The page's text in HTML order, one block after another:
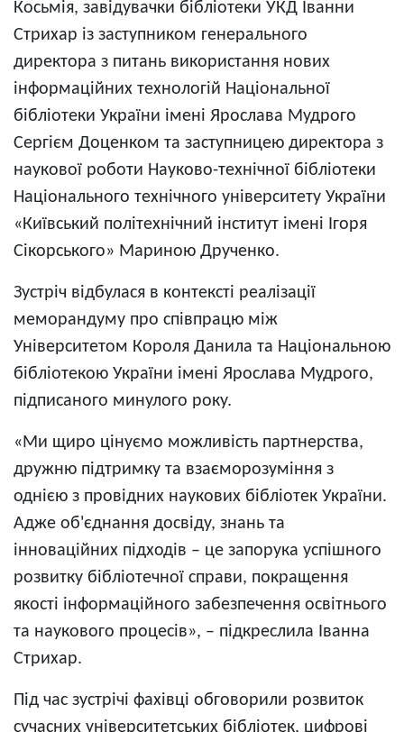
Косьмія, завідувачки бібліотеки УКД Іванни
Стрихар із заступником генерального
директора з питань використання нових
інформаційних технологій Національної
бібліотеки України імені Ярослава Мудрого
Сергієм Доценком та заступницею директора з
наукової роботи Науково-технічної бібліотеки
Національного технічного університету України
«Київський політехнічний інститут імені Ігоря
Сікорського» Мариною Друченко.
Зустріч відбулася в контексті реалізації
меморандуму про співпрацю між
Університетом Короля Данила та Національною
бібліотекою України імені Ярослава Мудрого,
підписаного минулого року.
«Ми щиро цінуємо можливість партнерства,
дружню підтримку та взаєморозуміння з
однією з провідних наукових бібліотек України.
Адже об'єднання досвіду, знань та
інноваційних підходів – це запорука успішного
розвитку бібліотечної справи, покращення
якості інформаційного забезпечення освітнього
та наукового процесів», – підкреслила Іванна
Стрихар.
Під час зустрічі фахівці обговорили розвиток
сучасних університетських бібліотек, цифрові